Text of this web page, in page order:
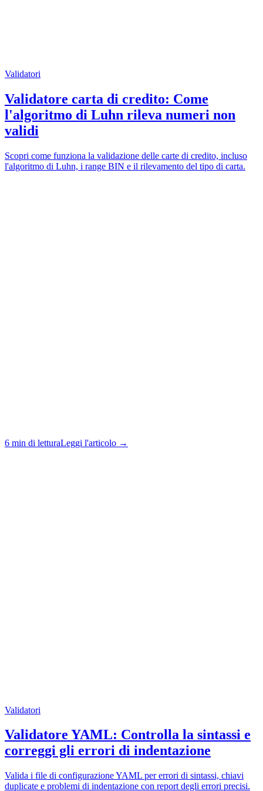
Validatori
Validatore carta di credito: Come
l'algoritmo di Luhn rileva numeri non
validi
Scopri come funziona la validazione delle carte di credito, incluso
l'algoritmo di Luhn, i range BIN e il rilevamento del tipo di carta.
6 min di letturaLeggi l'articolo →
Validatori
Validatore YAML: Controlla la sintassi e
correggi gli errori di indentazione
Valida i file di configurazione YAML per errori di sintassi, chiavi
duplicate e problemi di indentazione con report degli errori precisi.